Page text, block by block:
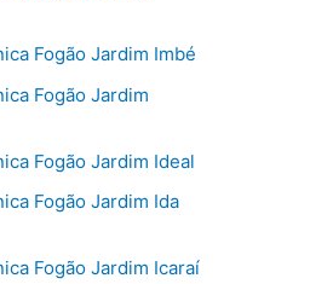
Fogão Jardim Imbé
Fogão Jardim
Fogão Jardim Ideal
Fogão Jardim Ida
Fogão Jardim Icaraí